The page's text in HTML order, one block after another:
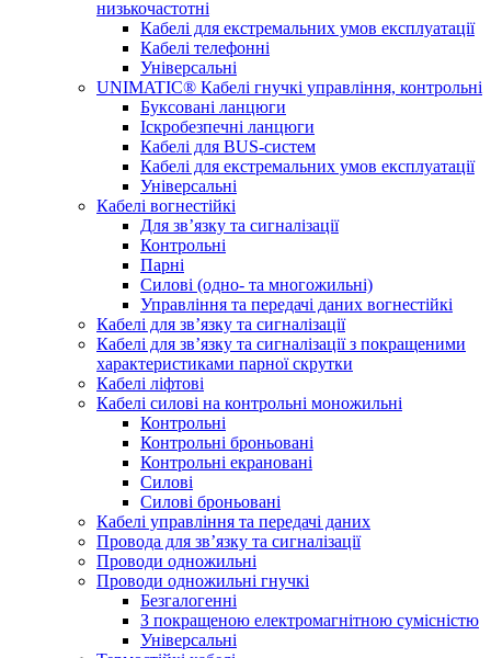
низькочастотні
Кабелі для екстремальних умов експлуатації
Кабелі телефонні
Універсальні
UNIMATIC® Кабелі гнучкі управління, контрольні
Буксовані ланцюги
Іскробезпечні ланцюги
Кабелі для BUS-систем
Кабелі для екстремальних умов експлуатації
Універсальні
Кабелі вогнестійкі
Для зв’язку та сигналізації
Контрольні
Парні
Силові (одно- та многожильні)
Управління та передачі даних вогнестійкі
Кабелі для зв’язку та сигналізації
Кабелі для зв’язку та сигналізації з покращеними
характеристиками парної скрутки
Кабелі ліфтові
Кабелі силові на контрольні моножильні
Контрольні
Контрольні броньовані
Контрольні екрановані
Силові
Силові броньовані
Кабелі управління та передачі даних
Провода для зв’язку та сигналізації
Проводи одножильні
Проводи одножильні гнучкі
Безгалогенні
З покращеною електромагнітною сумісністю
Універсальні